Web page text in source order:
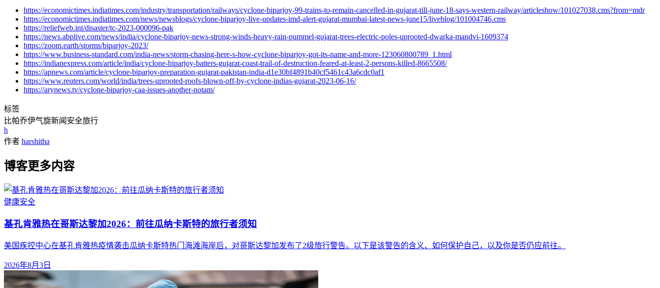
https://economictimes.indiatimes.com/industry/transportation/railways/cyclone-biparjoy-99-trains-to-remain-cancelled-in-gujarat-till-june-18-says-western-railway/articleshow/101027038.cms?from=mdr
https://economictimes.indiatimes.com/news/newsblogs/cyclone-biparjoy-live-updates-imd-alert-gujarat-mumbai-latest-news-june15/liveblog/101004746.cms
https://reliefweb.int/disaster/tc-2023-000096-pak
https://news.abplive.com/news/india/cyclone-biparjoy-news-strong-winds-heavy-rain-pummel-gujarat-trees-electric-poles-uprooted-dwarka-mandvi-1609374
https://zoom.earth/storms/biparjoy-2023/
https://www.business-standard.com/india-news/storm-chasing-here-s-how-cyclone-biparjoy-got-its-name-and-more-123060800789_1.html
https://indianexpress.com/article/india/cyclone-biparjoy-batters-gujarat-coast-trail-of-destruction-feared-at-least-2-persons-killed-8665508/
https://apnews.com/article/cyclone-biparjoy-preparation-gujarat-pakistan-india-d1e30bf4891b40cf5461c43a6cdc0af1
https://www.reuters.com/world/india/trees-uprooted-roofs-blown-off-by-cyclone-indias-gujarat-2023-06-16/
https://arynews.tv/cyclone-biparjoy-caa-issues-another-notam/
标签
比帕乔伊气旋新闻 安全旅行
h
作者 harshitha
博客更多内容
健康安全
基孔肯雅热在哥斯达黎加2026：前往瓜纳卡斯特的旅行者须知
美国疾控中心在基孔肯雅热疫情袭击瓜纳卡斯特热门海滩海岸后，对哥斯达黎加发布了2级旅行警告。以下是该警告的含义、如何保护自己，以及你是否仍应前往。
2026年8月3日